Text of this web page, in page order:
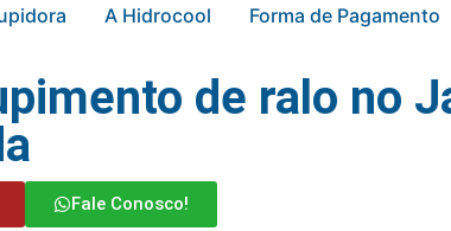
A Hidrocool Forma de Pagamento
de ralo no
Fale Conosco!